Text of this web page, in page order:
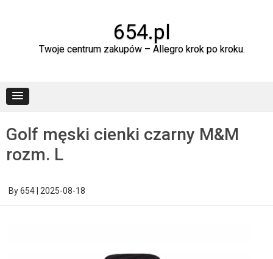
654.pl
Twoje centrum zakupów – Allegro krok po kroku.
Golf męski cienki czarny M&M
rozm. L
By654 2025-08-18